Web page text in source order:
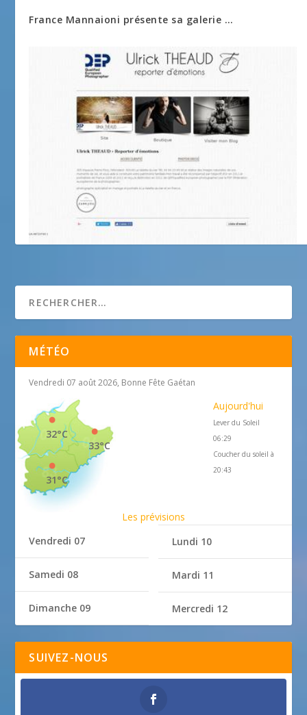
France Mannaioni présente sa galerie …
MÉTÉO
Vendredi 07 août 2026, Bonne Fête Gaétan
33°C
32°C
31°C
Aujourd'hui
Lever du Soleil
06:29
Coucher du soleil à
20:43
Les prévisions
Vendredi 07
Samedi 08
Dimanche 09
Lundi 10
Mardi 11
Mercredi 12
SUIVEZ-NOUS